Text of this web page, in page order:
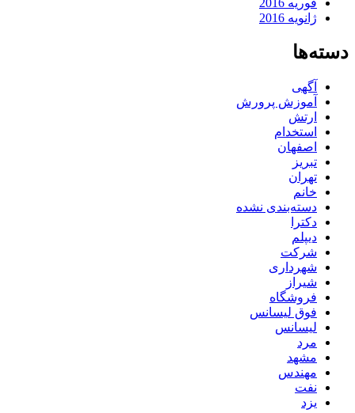
ژانویه 2016
دسته‌ها
آگهی
آموزش پرورش
ارتش
استخدام
اصفهان
تبریز
تهران
خانم
دسته‌بندی نشده
دکترا
دیپلم
شرکت
شهرداری
شیراز
فروشگاه
فوق لیسانس
لیسانس
مرد
مشهد
مهندس
نفت
یزد